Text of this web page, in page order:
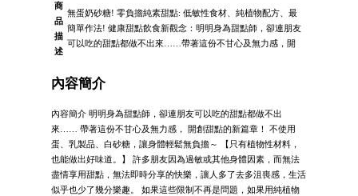
商
品
描
述
無蛋奶砂糖! 零負擔純素甜點: 低敏性食材、純植物配方、最
簡單作法! 健康甜點飲食新觀念：明明身為甜點師，卻連朋友
可以吃的甜點都做不出來……帶著這份不甘心及無力感，開
內容簡介
內容簡介 明明身為甜點師，卻連朋友可以吃的甜點都做不出
來…… 帶著這份不甘心及無力感， 開創甜點的新篇章！ 不使用
蛋、乳製品、白砂糖，讓身體輕鬆無負擔～ 【只有植物性材料，
也能做出好味道。】 許多朋友因為過敏或其他身體因素，而無法
盡情享用甜點，無法即時分享的快樂，讓人多了去多沮喪感，生活
似乎也少了幾分樂趣。 如果這些限制不再是問題，如果用純植物